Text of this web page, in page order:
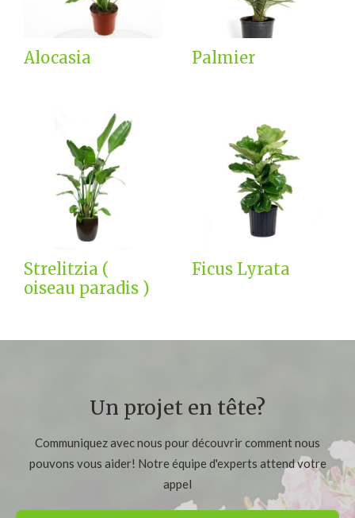
Alocasia Palmier
Strelitzia (
oiseau paradis )
Ficus Lyrata
Un projet en tête?
Communiquez avec nous pour découvrir comment nous
pouvons vous aider! Notre équipe d'experts attend votre
appel